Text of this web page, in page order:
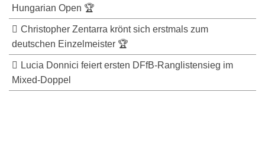
Hungarian Open 🏆
Christopher Zentarra krönt sich erstmals zum
deutschen Einzelmeister 🏆
Lucia Donnici feiert ersten DFfB-Ranglistensieg im
Mixed-Doppel